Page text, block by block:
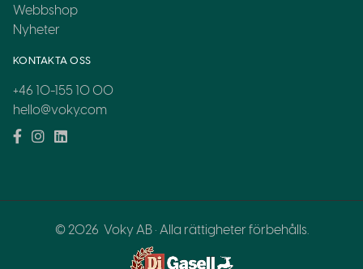
Webbshop
Nyheter
KONTAKTA OSS
+46 10-155 10 00
hello@voky.com
© 2026 Voky AB · Alla rättigheter förbehålls.